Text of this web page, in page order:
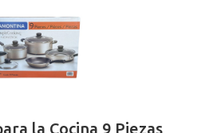
la Cocina 9 Piezas